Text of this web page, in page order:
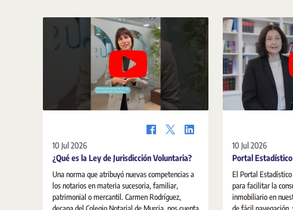
10 Jul 2026
¿Qué es la Ley de Jurisdicción Voluntaria?
Una norma que atribuyó nuevas competencias a
los notarios en materia sucesoria, familiar,
patrimonial o mercantil. Carmen Rodríguez,
10 Jul 2026
Portal
El Portal
para facilitar la
inmobiliario en